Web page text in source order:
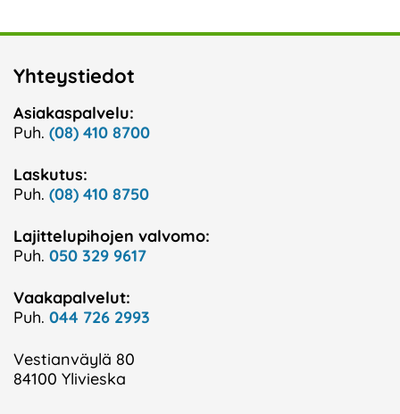
Yhteystiedot
Asiakaspalvelu:
Puh. (08) 410 8700
Laskutus:
Puh. (08) 410 8750
Lajittelupihojen valvomo:
Puh. 050 329 9617
Vaakapalvelut:
Puh. 044 726 2993
Vestianväylä 80
84100 Ylivieska